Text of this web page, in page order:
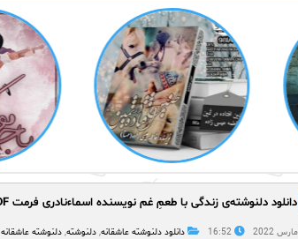
دانلود دلنوشته‌ی زندگی با طعمِ غم نویسنده اسماءنادری فرمت PDF با لینک مستقیم و اندروید
16:52 دانلود دلنوشته عاشقانه, دلنوشته, دلنوشته عاشقانه